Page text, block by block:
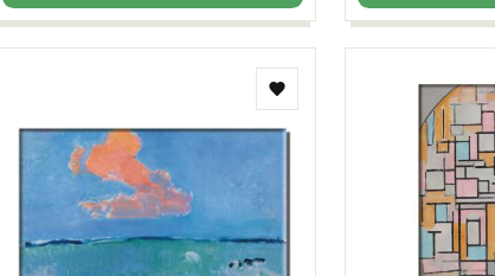
Toevoegen
verlanglijst